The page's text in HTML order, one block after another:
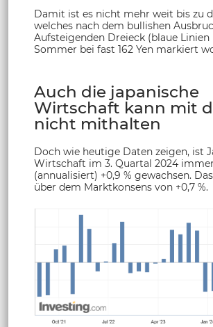
Damit ist es nicht mehr weit bis zu
welches nach dem bullishen
Aufsteigenden Dreieck (blaue
Sommer bei fast 162 Yen markiert
Auch die japanische
Wirtschaft kann mit
nicht mithalten
Doch wie heutige Daten zeigen, ist
Wirtschaft im 3. Quartal 2024
(annualisiert) +0,9 % gewachsen.
über dem Marktkonsens von +0,7 %.